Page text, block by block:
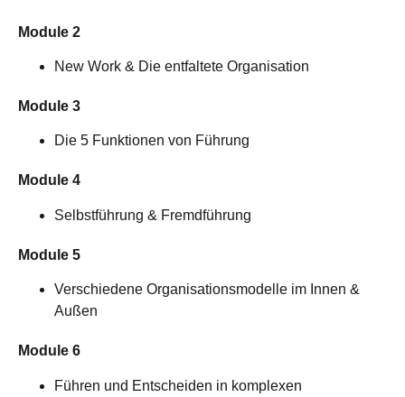
Module 2
New Work & Die entfaltete Organisation
Module 3
Die 5 Funktionen von Führung
Module 4
Selbstführung & Fremdführung
Module 5
Verschiedene Organisationsmodelle im Innen &
Außen
Module 6
Führen und Entscheiden in komplexen